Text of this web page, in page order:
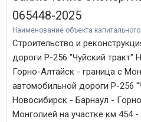
065448-2025
Наименование объекта капитального
Строительство и
дороги Р-256 "Чуйский тракт"
Горно-Алтайск - граница с
автомобильной дороги Р-256
Новосибирск - Барнаул -
Монголией на участке км 454